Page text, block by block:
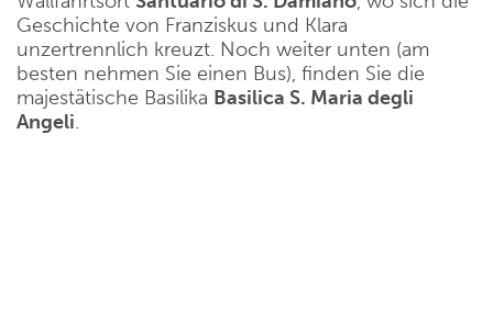
Geschichte von Franziskus und Klara
unzertrennlich kreuzt. Noch weiter unten (am
besten nehmen Sie einen Bus), finden Sie die
majestätische Basilika Basilica S. Maria degli
Angeli.